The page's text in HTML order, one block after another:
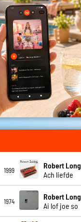
1999
Robert Long
Ach liefde
1974
Robert Long
Ai lof joe so